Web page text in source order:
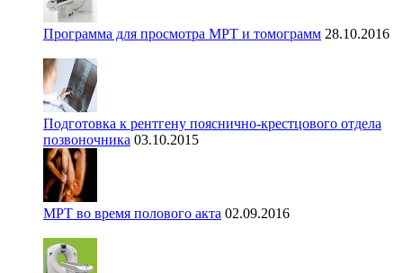
Программа для просмотра МРТ и томограмм 28.10.2016
Подготовка к рентгену пояснично-крестцового отдела
позвоночника 03.10.2015
МРТ во время полового акта 02.09.2016